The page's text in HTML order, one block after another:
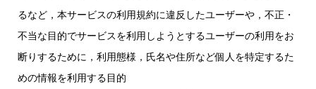
るなど，本サービスの利用規約に違反したユーザーや，不正・
不当な目的でサービスを利用しようとするユーザーの利用をお
断りするために，利用態様，氏名や住所など個人を特定するた
めの情報を利用する目的